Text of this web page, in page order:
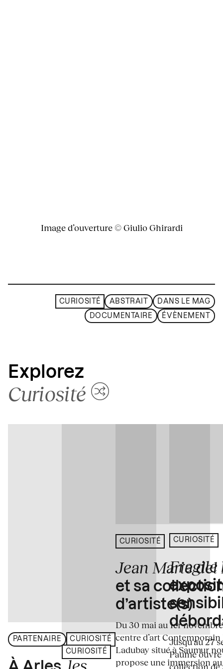
Image d’ouverture © Giulio Ghirardi
CURIOSITÉ ABSTRAIT DANS LE MAG
DOCUMENTAIRE ÉVÈNEMENT
Explorez
Curiosité
PARTENAIRE CURIOSITÉ
CURIOSITÉ
CURIOSITÉ
Jean Marie del
et sa
d’artiste(s)
Du 30 mai au 1er
centre d’art Contemporain
Ladubay situé à Saumur
propose une immersion
CURIOSITÉ
Fragile
Jusqu'au 27
Paume
collection de